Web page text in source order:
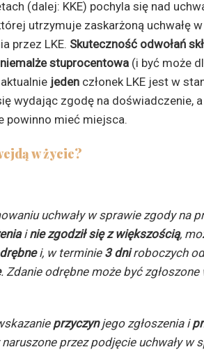
(dalej: KKE) pochyla się nad
utrzymuje zaskarżoną uchwałę
przez LKE. Skuteczność odwołań
stuprocentowa (i być może
jeden członek LKE jest w
wydając zgodę na doświadczenie,
powinno mieć miejsca.
w życie?
uchwały w sprawie zgody na
inie zgodził się z większością,
i, w terminie 3 dniroboczych
. Zdanie odrębne może być
przyczynjego zgłoszenia i
przez podjęcie uchwały w